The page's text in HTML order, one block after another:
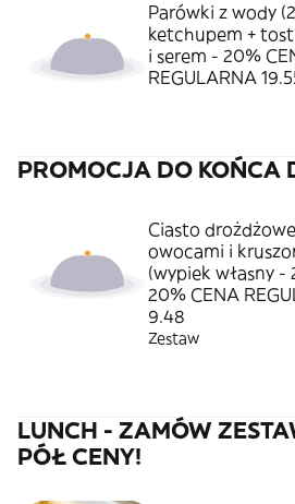
Parówki z wody
ketchupem + tost
i serem - 20%
REGULARNA
PROMOCJA DO KOŃCA
Ciasto
owocami i
(wypiek własny -
20% CENA
9.48
Zestaw
LUNCH - ZAMÓW
PÓŁ CENY!